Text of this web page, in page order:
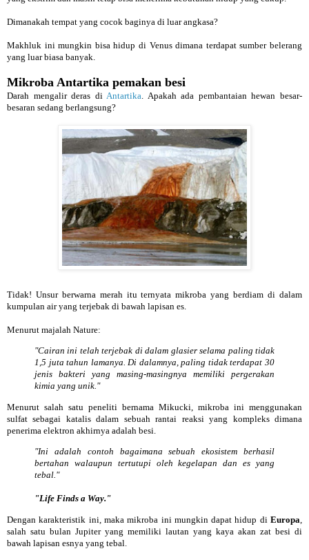
Dimanakah tempat yang cocok baginya di luar angkasa?
Makhluk ini mungkin bisa hidup di Venus dimana terdapat sumber belerang
yang luar biasa banyak.
Mikroba Antartika pemakan besi
Darah mengalir deras di Antartika . Apakah ada pembantaian hewan besar-
besaran sedang berlangsung?
Tidak! Unsur berwarna merah itu ternyata mikroba yang berdiam di dalam
kumpulan air yang terjebak di bawah lapisan es.
Menurut majalah Nature:
"Cairan ini telah terjebak di dalam glasier selama paling tidak
1,5 juta tahun lamanya. Di dalamnya, paling tidak terdapat 30
jenis bakteri yang masing-masingnya memiliki pergerakan
kimia yang unik."
Menurut salah satu peneliti bernama Mikucki, mikroba ini menggunakan
sulfat sebagai katalis dalam sebuah rantai reaksi yang kompleks dimana
penerima elektron akhirnya adalah besi.
"Ini adalah contoh bagaimana sebuah ekosistem berhasil
bertahan walaupun tertutupi oleh kegelapan dan es yang
tebal."
"Life Finds a Way."
Dengan karakteristik ini, maka mikroba ini mungkin dapat hidup di Europa
salah satu bulan Jupiter yang memiliki lautan yang kaya akan zat besi di
bawah lapisan esnya yang tebal.